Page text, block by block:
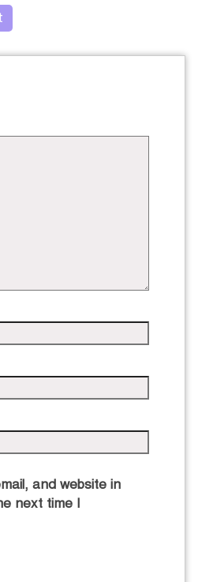
and website in
next time I